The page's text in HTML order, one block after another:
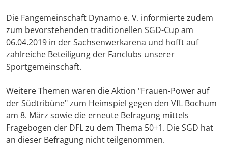
Die Fangemeinschaft Dynamo e. V. informierte zudem
zum bevorstehenden traditionellen SGD-Cup am
06.04.2019 in der Sachsenwerkarena und hofft auf
zahlreiche Beteiligung der Fanclubs unserer
Sportgemeinschaft.
Weitere Themen waren die Aktion "Frauen-Power auf
der Südtribüne" zum Heimspiel gegen den VfL Bochum
am 8. März sowie die erneute Befragung mittels
Fragebogen der DFL zu dem Thema 50+1. Die SGD hat
an dieser Befragung nicht teilgenommen.